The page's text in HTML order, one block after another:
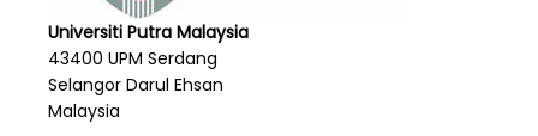
Universiti Putra Malaysia
43400 UPM Serdang
Selangor Darul Ehsan
Malaysia